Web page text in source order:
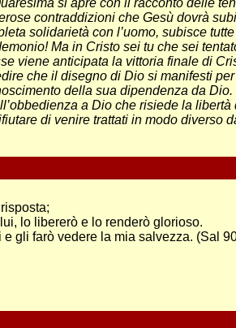
si apre con il racconto delle
contraddizioni che Gesù dovrà
solidarietà con l’uomo, subisce
Ma in Cristo sei tu che sei
viene anticipata la vittoria finale di
che il disegno di Dio si manifesti
della sua dipendenza da Dio.
a Dio che risiede la libertà
di venire trattati in modo diverso
lo libererò e lo renderò glorioso.
gli farò vedere la mia salvezza. (Sal